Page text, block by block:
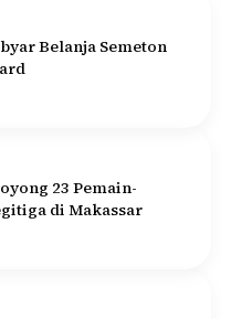
Belanja Semeton
23 Pemain-
di Makassar